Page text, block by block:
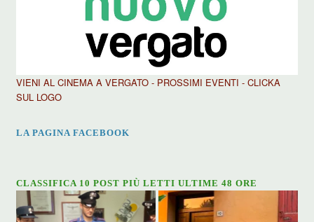
VIENI AL CINEMA A VERGATO - PROSSIMI EVENTI - CLICKA
SUL LOGO
LA PAGINA FACEBOOK
CLASSIFICA 10 POST PIÙ LETTI ULTIME 48 ORE